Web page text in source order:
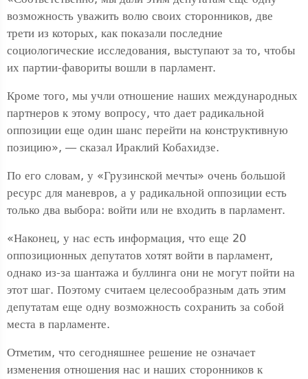
возможность уважить волю своих сторонников, две
трети из которых, как показали последние
социологические исследования, выступают за то, чтобы
их партии-фавориты вошли в парламент.
Кроме того, мы учли отношение наших международных
партнеров к этому вопросу, что дает радикальной
оппозиции еще один шанс перейти на конструктивную
позицию», — сказал Ираклий Кобахидзе.
По его словам, у «Грузинской мечты» очень большой
ресурс для маневров, а у радикальной оппозиции есть
только два выбора: войти или не входить в парламент.
«Наконец, у нас есть информация, что еще 20
оппозиционных депутатов хотят войти в парламент,
однако из-за шантажа и буллинга они не могут пойти на
этот шаг. Поэтому считаем целесообразным дать этим
депутатам еще одну возможность сохранить за собой
места в парламенте.
Отметим, что сегодняшнее решение не означает
изменения отношения нас и наших сторонников к